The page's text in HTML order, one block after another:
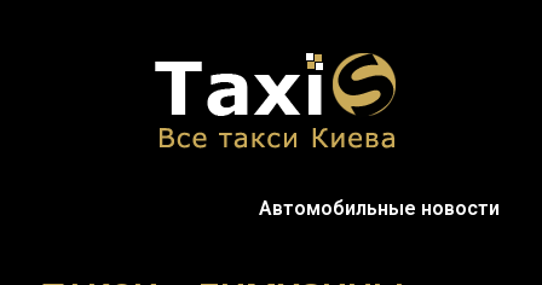
Автомобильные новости